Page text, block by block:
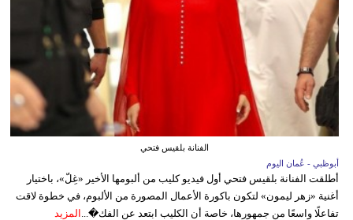
الفنانة بلقيس فتحي
أبوظبي - عُمان اليوم
أطلقت الفنانة بلقيس فتحي أول فيديو كليب من ألبومها الأخير «غِلّ»، باختيار
أغنية «زهر ليمون» لتكون باكورة الأعمال المصورة من الألبوم، في خطوة لاقت
تفاعلًا واسعًا من جمهورها، خاصة أن الكليب ابتعد عن الفك�...
المزيد